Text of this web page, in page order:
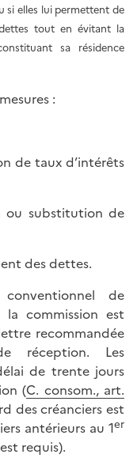
si elles lui permettent de
tout en évitant la
sa résidence
:
de taux d’intérêts
ou substitution de
des dettes.
de
la commission est
recommandée
réception. Les
de trente jours
(C. consom., art.
des créanciers est
antérieurs au 1er
requis).